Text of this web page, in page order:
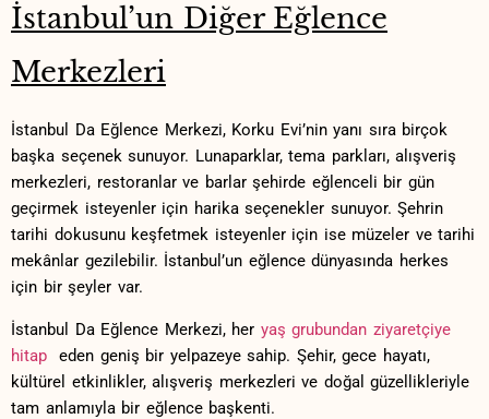
İstanbul’un Diğer Eğlence
Merkezleri
İstanbul Da Eğlence Merkezi, Korku Evi’nin yanı sıra birçok
başka seçenek sunuyor. Lunaparklar, tema parkları, alışveriş
merkezleri, restoranlar ve barlar şehirde eğlenceli bir gün
geçirmek isteyenler ⁣için harika seçenekler sunuyor. ‍Şehrin
tarihi dokusunu keşfetmek isteyenler için ise müzeler ve tarihi
mekânlar gezilebilir. İstanbul’un eğlence dünyasında herkes
için bir şeyler var.
İstanbul‍ Da Eğlence Merkezi, her yaş grubundan ziyaretçiye
hitap ‌ eden geniş ​bir yelpazeye sahip. Şehir,⁤ gece hayatı,
kültürel etkinlikler, alışveriş merkezleri ve doğal güzellikleriyle
tam anlamıyla​ bir eğlence başkenti.